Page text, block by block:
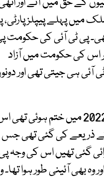
میں پہلے پیپلز پارٹی،
پی ٹی آئی کی حکومت
تھی مگر اس کی حکومت میں آزاد
آئی ہی جیتی تھی اور
یہ بھی پہلی بار ہوا تھا کہ پی ٹی آئی کی وفاقی حکومت جب اپریل 2022 میں ختم ہوئی
کے ذریعے کی گئی تھی
گئی تھیں اس کی وجہ
وہ بھی آئینی طور ہوا تھا۔